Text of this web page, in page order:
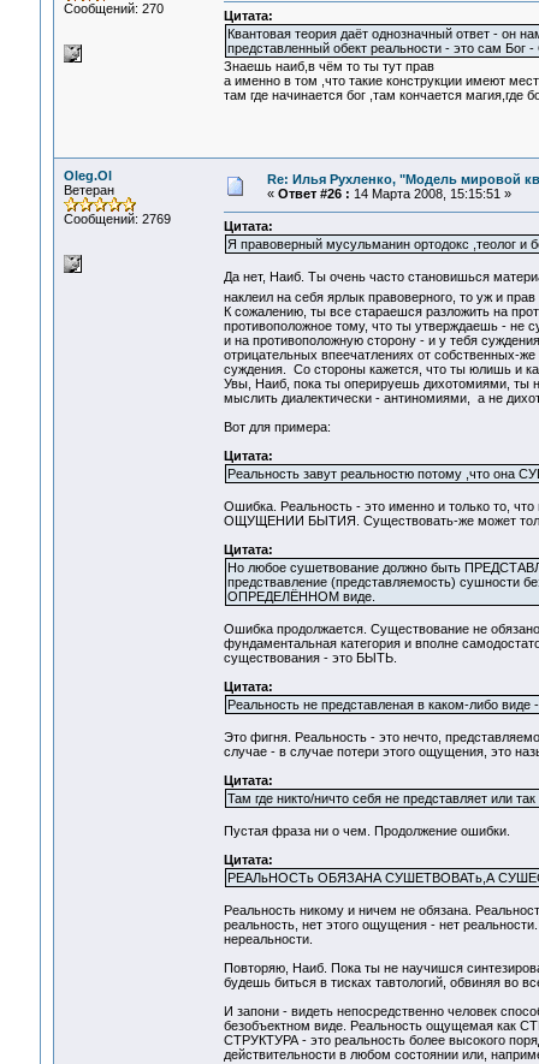
Сообщений: 270
Цитата:
Квантовая теория даёт однозначный ответ - он
представленный обект реальности - это сам
Знаешь наиб,в чём то ты тут прав
а именно в том ,что такие конструкции имеют
там где начинается бог ,там кончается магия,где
Oleg.Ol
Ветеран
Сообщений: 2769
Re: Илья Рухленко, "Модель мировой
« Ответ #26 : 14 Марта 2008, 15:15:51 »
Цитата:
Я правоверный мусульманин ортодокс ,теолог и
Да нет, Наиб. Ты очень часто становишься
наклеил на себя ярлык правоверного, то уж и прав
К сожалению, ты все стараешся разложить на
противоположное тому, что ты утверждаешь - не
и на противоположную сторону - и у тебя
отрицательных впеечатлениях от собственных-
суждения. Со стороны кажется, что ты юлишь и
Увы, Наиб, пока ты оперируешь дихотомиями, ты
мыслить диалектически - антиномиями, а не
Вот для примера:
Цитата:
Реальность завут реальностю потому ,что она
Ошибка. Реальность - это именно и только то,
ОЩУЩЕНИИ БЫТИЯ. Существовать-же может
Цитата:
Но любое сушетвование должно быть
предствавление (представляемость) сушности
ОПРЕДЕЛЁННОМ виде.
Ошибка продолжается. Существование не
фундаментальная категория и вполне
существования - это БЫТЬ.
Цитата:
Реальность не представленая в каком-либо виде
Это фигня. Реальность - это нечто,
случае - в случае потери этого ощущения, это
Цитата:
Там где никто/ничто себя не представляет или
Пустая фраза ни о чем. Продолжение ошибки.
Цитата:
РЕАЛьНОСТь ОБЯЗАНА СУШЕТВОВАТь,А
Реальность никому и ничем не обязана.
реальность, нет этого ощущения - нет
нереальности.
Повторяю, Наиб. Пока ты не научишся
будешь биться в тисках тавтологий, обвиняя во
И запони - видеть непосредственно человек
безобъектном виде. Реальность ощущемая как
СТРУКТУРА - это реальность более высокого
действительности в любом состоянии или,